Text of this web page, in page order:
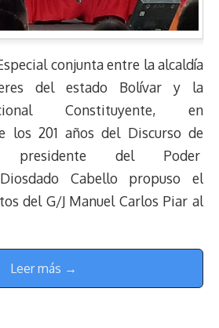
conjunta entre la alcaldía
del estado Bolívar y la
Constituyente, en
los 201 años del Discurso de
presidente del Poder
Cabello propuso el
del G/J Manuel Carlos Piar al
Leer más →